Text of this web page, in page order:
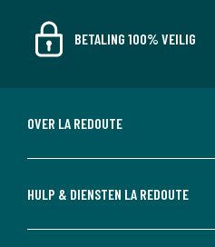
BETALING 100% VEILIG
OVER LA REDOUTE
HULP & DIENSTEN LA REDOUTE